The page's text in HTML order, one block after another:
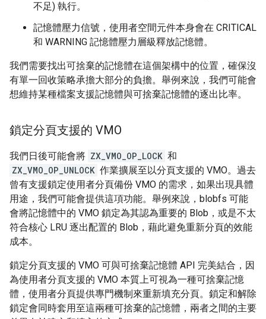
不足) 執行。
記憶體壓力信號，使用者空間元件本身會在 CRITICAL
和 WARNING 記憶體壓力層級釋放記憶體。
我們需要找出可捨棄的記憶體在這個架構中的位置，確保沒
有單一回收策略承擔大部分的負擔。舉例來說，我們可能會
想維持某種檔案支援記憶體與可捨棄記憶體的逐出比率。
鎖定分頁支援的 VMO
我們日後可能會將 ZX_VMO_OP_LOCK 和
ZX_VMO_OP_UNLOCK 作業擴展至以分頁支援的 VMO。過去
曾有支援鎖定使用者分頁備份 VMO 的需求，如果出現具體
用途，我們可能會提供這項功能。舉例來說，blobfs 可能
會將記憶體中的 VMO 鎖定為其認為重要的 Blob，或是不太
符合核心 LRU 逐出配置的 Blob，藉此避免重新分頁的效能
成本。
鎖定分頁支援的 VMO 可與可捨棄記憶體 API 完美結合，因
為使用者分頁支援的 VMO 本質上可視為一種可捨棄記憶
體，使用者分頁提供專門機制來重新填充分頁。鎖定和解除
鎖定會同時套用至這兩種可捨棄的記憶體，兩者之間的主要